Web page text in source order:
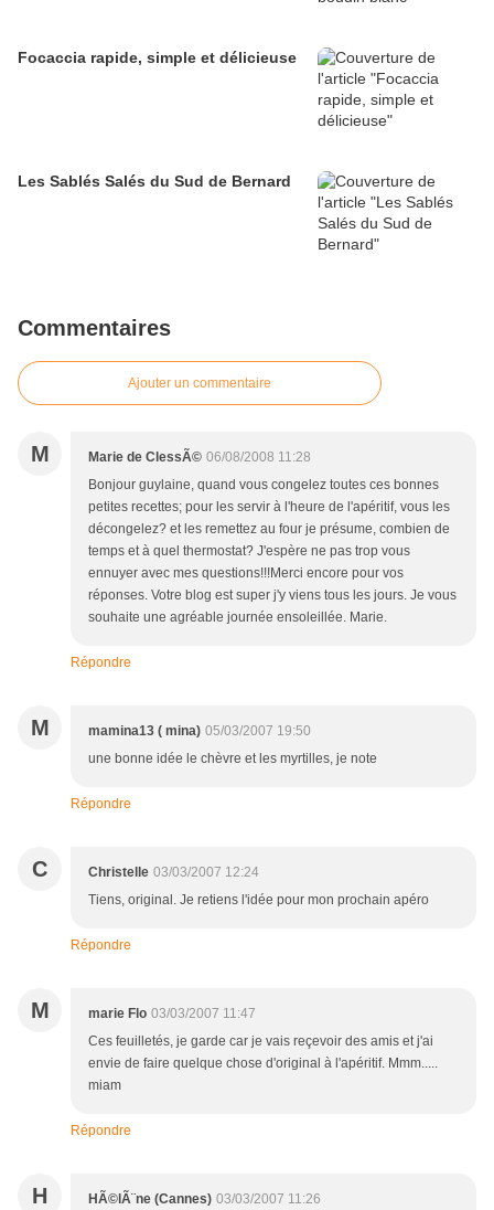
Focaccia rapide, simple et délicieuse
Les Sablés Salés du Sud de Bernard
Commentaires
Ajouter un commentaire
M Marie de ClessÃ© 06/08/2008 11:28
Bonjour guylaine, quand vous congelez toutes ces bonnes
petites recettes; pour les servir à l'heure de l'apéritif, vous les
décongelez? et les remettez au four je présume, combien de
temps et à quel thermostat? J'espère ne pas trop vous
ennuyer avec mes questions!!!Merci encore pour vos
réponses. Votre blog est super j'y viens tous les jours. Je vous
souhaite une agréable journée ensoleillée. Marie.
Répondre
M mamina13 ( mina) 05/03/2007 19:50
une bonne idée le chèvre et les myrtilles, je note
Répondre
C Christelle 03/03/2007 12:24
Tiens, original. Je retiens l'idée pour mon prochain apéro
Répondre
M marie Flo 03/03/2007 11:47
Ces feuilletés, je garde car je vais reçevoir des amis et j'ai
envie de faire quelque chose d'original à l'apéritif. Mmm.....
miam
Répondre
H HÃ©lÃ¨ne (Cannes) 03/03/2007 11:26